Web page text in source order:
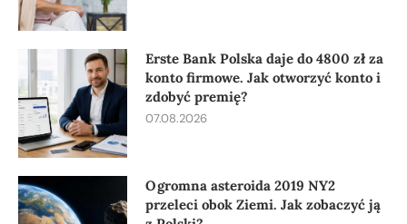
Erste Bank Polska daje do 4800 zł za
konto firmowe. Jak otworzyć konto i
zdobyć premię?
07.08.2026
Ogromna asteroida 2019 NY2
przeleci obok Ziemi. Jak zobaczyć ją